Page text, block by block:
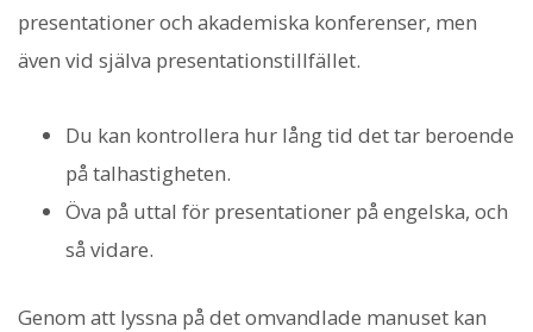
presentationer och akademiska konferenser, men
även vid själva presentationstillfället.
Du kan kontrollera hur lång tid det tar beroende
på talhastigheten.
Öva på uttal för presentationer på engelska, och
så vidare.
Genom att lyssna på det omvandlade manuset kan